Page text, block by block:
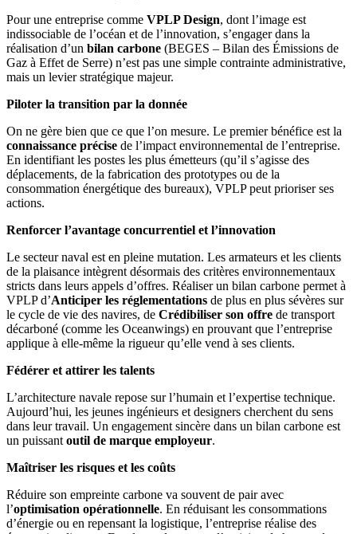
Pour une entreprise comme VPLP Design, dont l’image est
indissociable de l’océan et de l’innovation, s’engager dans la
réalisation d’un bilan carbone (BEGES – Bilan des Émissions de
Gaz à Effet de Serre) n’est pas une simple contrainte administrative,
mais un levier stratégique majeur.
Piloter la transition par la donnée
On ne gère bien que ce que l’on mesure. Le premier bénéfice est la
connaissance précise de l’impact environnemental de l’entreprise.
En identifiant les postes les plus émetteurs (qu’il s’agisse des
déplacements, de la fabrication des prototypes ou de la
consommation énergétique des bureaux), VPLP peut prioriser ses
actions.
Renforcer l’avantage concurrentiel et l’innovation
Le secteur naval est en pleine mutation. Les armateurs et les clients
de la plaisance intègrent désormais des critères environnementaux
stricts dans leurs appels d’offres. Réaliser un bilan carbone permet à
VPLP d’Anticiper les réglementations de plus en plus sévères sur
le cycle de vie des navires, de Crédibiliser son offre de transport
décarboné (comme les Oceanwings) en prouvant que l’entreprise
applique à elle-même la rigueur qu’elle vend à ses clients.
Fédérer et attirer les talents
L’architecture navale repose sur l’humain et l’expertise technique.
Aujourd’hui, les jeunes ingénieurs et designers cherchent du sens
dans leur travail. Un engagement sincère dans un bilan carbone est
un puissant outil de marque employeur.
Maîtriser les risques et les coûts
Réduire son empreinte carbone va souvent de pair avec
l’optimisation opérationnelle. En réduisant les consommations
d’énergie ou en repensant la logistique, l’entreprise réalise des